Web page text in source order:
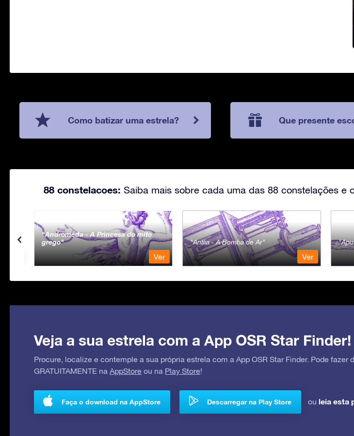
Como batizar uma estrela? Que presente
88 constelacoes: Saiba mais sobre cada uma das 88 constelações e
Andromeda - A Princesa do mito
grego
Ver
Antlia - A Bomba de Ar
Ver
Veja a sua estrela com a App OSR Star Finder!
Procure, localize e contemple a sua própria estrela com a App OSR Star Finder. Pode fazer
GRATUITAMENTE na AppStore ou na Play Store!
Faça o download na AppStore Descarregar na Play Store ou leia esta